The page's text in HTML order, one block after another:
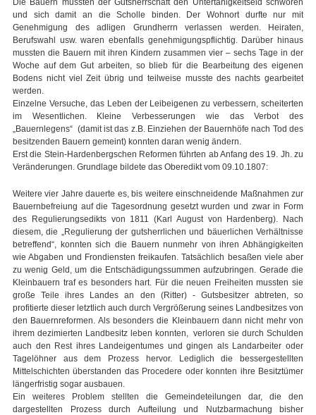
Die Bauern mussten der Gutsherrschaft den Untertänigkeitseid schwören
und sich damit an die Scholle binden. Der Wohnort durfte nur mit
Genehmigung des adligen Grundherrn verlassen werden. Heiraten,
Berufswahl usw. waren ebenfalls genehmigungspflichtig. Darüber hinaus
mussten die Bauern mit ihren Kindern zusammen vier – sechs Tage in der
Woche auf dem Gut arbeiten, so blieb für die Bearbeitung des eigenen
Bodens nicht viel Zeit übrig und teilweise musste des nachts gearbeitet
werden.
Einzelne Versuche, das Leben der Leibeigenen zu verbessern, scheiterten
im Wesentlichen. Kleine Verbesserungen wie das Verbot des
„Bauernlegens“ (damit ist das z.B. Einziehen der Bauernhöfe nach Tod des
besitzenden Bauern gemeint) konnten daran wenig ändern.
Erst die Stein-Hardenbergschen Reformen führten ab Anfang des 19. Jh. zu
Veränderungen. Grundlage bildete das Oberedikt vom 09.10.1807:
Weitere vier Jahre dauerte es, bis weitere einschneidende Maßnahmen zur
Bauernbefreiung auf die Tagesordnung gesetzt wurden und zwar in Form
des Regulierungsedikts von 1811 (Karl August von Hardenberg). Nach
diesem, die „Regulierung der gutsherrlichen und bäuerlichen Verhältnisse
betreffend“, konnten sich die Bauern nunmehr von ihren Abhängigkeiten
wie Abgaben und Frondiensten freikaufen. Tatsächlich besaßen viele aber
zu wenig Geld, um die Entschädigungssummen aufzubringen. Gerade die
Kleinbauern traf es besonders hart. Für die neuen Freiheiten mussten sie
große Teile ihres Landes an den (Ritter) - Gutsbesitzer abtreten, so
profitierte dieser letztlich auch durch Vergrößerung seines Landbesitzes von
den Bauernreformen. Als besonders die Kleinbauern dann nicht mehr von
ihrem dezimierten Landbesitz leben konnten, verloren sie durch Schulden
auch den Rest ihres Landeigentumes und gingen als Landarbeiter oder
Tagelöhner aus dem Prozess hervor. Lediglich die bessergestellten
Mittelschichten überstanden das Procedere oder konnten ihre Besitztümer
längerfristig sogar ausbauen.
Ein weiteres Problem stellten die Gemeindeteilungen dar, die den
dargestellten Prozess durch Aufteilung und Nutzbarmachung bisher